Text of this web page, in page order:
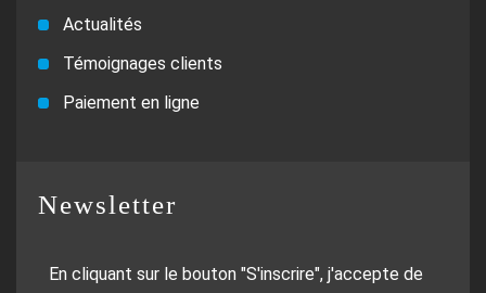
Newsletter
En cliquant sur le bouton "S'inscrire", j'accepte de
Actualités
Témoignages clients
Paiement en ligne